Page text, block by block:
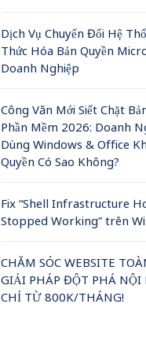
Dịch Vụ Chuyển Đổi Hệ
Thức Hóa Bản Quyền
Doanh Nghiệp
Công Văn Mới Siết Chặt
Phần Mềm 2026: Doanh
Dùng Windows & Office
Quyền Có Sao Không?
Fix “Shell Infrastructure
Stopped Working” trên
CHĂM SÓC WEBSITE
GIẢI PHÁP ĐỘT PHÁ NỘI
CHỈ TỪ 800K/THÁNG!